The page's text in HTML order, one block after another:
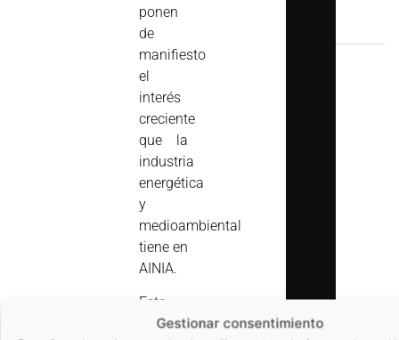
Gestionar consentimiento
ponen
de
manifiesto
el
interés
creciente
que la
industria
energética
y
medioambiental
tiene en
AINIA.
Este
interés